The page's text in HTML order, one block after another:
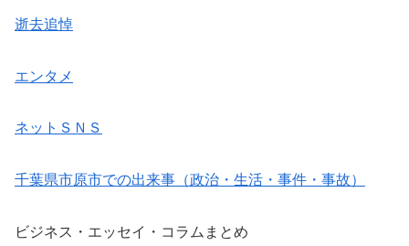
逝去追悼
エンタメ
ネットＳＮＳ
千葉県市原市での出来事（政治・生活・事件・事故）
ビジネス・エッセイ・コラムまとめ